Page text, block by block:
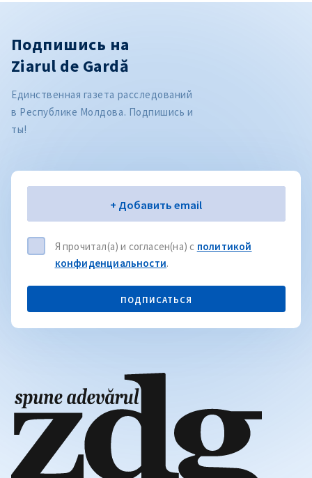
Подпишись на
Ziarul de Gardă
Единственная газета расследований
в Республике Молдова. Подпишись и
ты!
Электронная почта+ Добавить email
Я прочитал(а) и согласен(на) с политикой
конфиденциальности.
ПОДПИСАТЬСЯ